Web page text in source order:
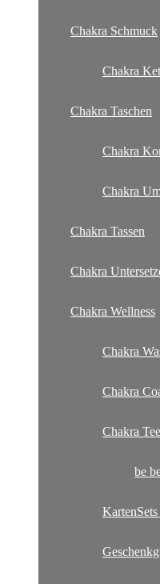
Chakra Schmuck
Chakra
Chakra Taschen
Chakra
Chakra
Chakra Tassen
Chakra
Chakra Wellness
Chakra
Chakra
Chakra Tee
be